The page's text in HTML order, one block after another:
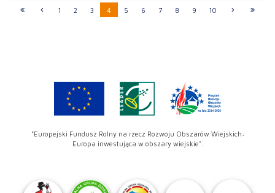
1 2 3 4 5 6 7 8 9 10
"Europejski Fundusz Rolny na rzecz Rozwoju Obszarów Wiejskich:
Europa inwestująca w obszary wiejskie".